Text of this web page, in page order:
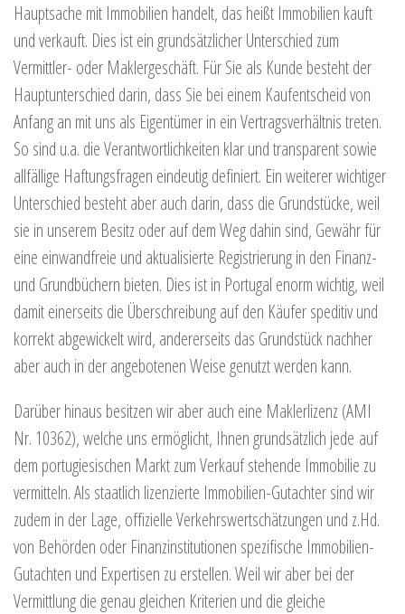
Hauptsache mit Immobilien handelt, das heißt Immobilien kauft
und verkauft. Dies ist ein grundsätzlicher Unterschied zum
Vermittler- oder Maklergeschäft. Für Sie als Kunde besteht der
Hauptunterschied darin, dass Sie bei einem Kaufentscheid von
Anfang an mit uns als Eigentümer in ein Vertragsverhältnis treten.
So sind u.a. die Verantwortlichkeiten klar und transparent sowie
allfällige Haftungsfragen eindeutig definiert. Ein weiterer wichtiger
Unterschied besteht aber auch darin, dass die Grundstücke, weil
sie in unserem Besitz oder auf dem Weg dahin sind, Gewähr für
eine einwandfreie und aktualisierte Registrierung in den Finanz-
und Grundbüchern bieten. Dies ist in Portugal enorm wichtig, weil
damit einerseits die Überschreibung auf den Käufer speditiv und
korrekt abgewickelt wird, andererseits das Grundstück nachher
aber auch in der angebotenen Weise genutzt werden kann.
Darüber hinaus besitzen wir aber auch eine Maklerlizenz (AMI
Nr. 10362), welche uns ermöglicht, Ihnen grundsätzlich jede auf
dem portugiesischen Markt zum Verkauf stehende Immobilie zu
vermitteln. Als staatlich lizenzierte Immobilien-Gutachter sind wir
zudem in der Lage, offizielle Verkehrswertschätzungen und z.Hd.
von Behörden oder Finanzinstitutionen spezifische Immobilien-
Gutachten und Expertisen zu erstellen. Weil wir aber bei der
Vermittlung die genau gleichen Kriterien und die gleiche